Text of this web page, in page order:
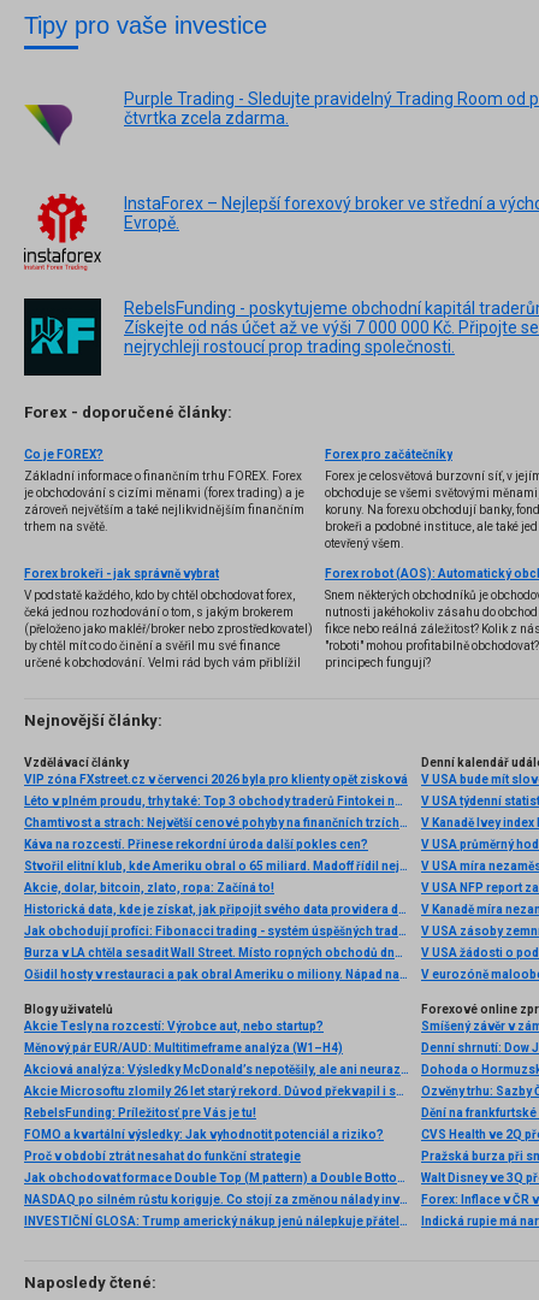
Tipy pro vaše investice
Purple Trading - Sledujte pravidelný Trading Room od
čtvrtka zcela zdarma.
InstaForex – Nejlepší forexový broker ve střední a
Evropě.
RebelsFunding - poskytujeme obchodní kapitál
Získejte od nás účet až ve výši 7 000 000 Kč. Připojte
nejrychleji rostoucí prop trading společnosti.
Forex - doporučené články:
Co je FOREX?
Základní informace o finančním trhu FOREX. Forex
je obchodování s cizími měnami (forex trading) a je
zároveň největším a také nejlikvidnějším finančním
trhem na světě.
Forex pro začátečníky
Forex je celosvětová burzovní síť, v
obchoduje se všemi světovými
koruny. Na forexu obchodují banky,
brokeři a podobné instituce, ale také
otevřený všem.
Forex brokeři - jak správně vybrat
V podstatě každého, kdo by chtěl obchodovat forex,
čeká jednou rozhodování o tom, s jakým brokerem
(přeloženo jako makléř/broker nebo zprostředkovatel)
by chtěl mít co do činění a svěřil mu své finance
určené k obchodování. Velmi rád bych vám přiblížil
několik příkladů nejznámějších z nich.
Snem některých obchodníků je
nutnosti jakéhokoliv zásahu do
fikce nebo reálná záležitost? Kolik z
"roboti" mohou profitabilně
principech fungují?
Nejnovější články:
Vzdělávací články
VIP zóna FXstreet.cz v červenci 2026 byla pro klienty opět zisková
Léto v plném proudu, trhy také: Top 3 obchody traderů Fintokei na indexech a zlatě
Chamtivost a strach: Největší cenové pohyby na finančních trzích (červenec 2026)
Káva na rozcestí. Přinese rekordní úroda další pokles cen?
Stvořil elitní klub, kde Ameriku obral o 65 miliard. Madoff řídil největší Ponzi dějin
Akcie, dolar, bitcoin, zlato, ropa: Začíná to!
Historická data, kde je získat, jak připojit svého data providera do MultiCharts a proč je budeme potřebovat? (4. díl)
Jak obchodují profíci: Fibonacci trading - systém úspěšných traderů
Burza v LA chtěla sesadit Wall Street. Místo ropných obchodů dnes místem duní basy
Ošidil hosty v restauraci a pak obral Ameriku o miliony. Nápad na obří podvod dostal Ponzi náhodou
Denní kalendář
V USA bude mít
V USA týdenní
V Kanadě Ivey index
V USA průměrný
V USA míra
V USA NFP report
V Kanadě míra
V USA zásoby
V USA žádosti o
V eurozóně
Blogy uživatelů
Akcie Tesly na rozcestí: Výrobce aut, nebo startup?
Měnový pár EUR/AUD: Multitimeframe analýza (W1–H4)
Akciová analýza: Výsledky McDonald’s nepotěšily, ale ani neurazily. Jakou vizi společnost prezentovala?
Akcie Microsoftu zlomily 26 let starý rekord. Důvod překvapil i samotné investory
RebelsFunding: Príležitosť pre Vás je tu!
FOMO a kvartální výsledky: Jak vyhodnotit potenciál a riziko?
Proč v období ztrát nesahat do funkční strategie
Jak obchodovat formace Double Top (M pattern) a Double Bottom (W pattern)
NASDAQ po silném růstu koriguje. Co stojí za změnou nálady investorů?
INVESTIČNÍ GLOSA: Trump americký nákup jenů nálepkuje přátelstvím. Pravda je jinde
Forexové online
Smíšený závěr v
Dohoda o
Pražská burza při
Naposledy čtené: